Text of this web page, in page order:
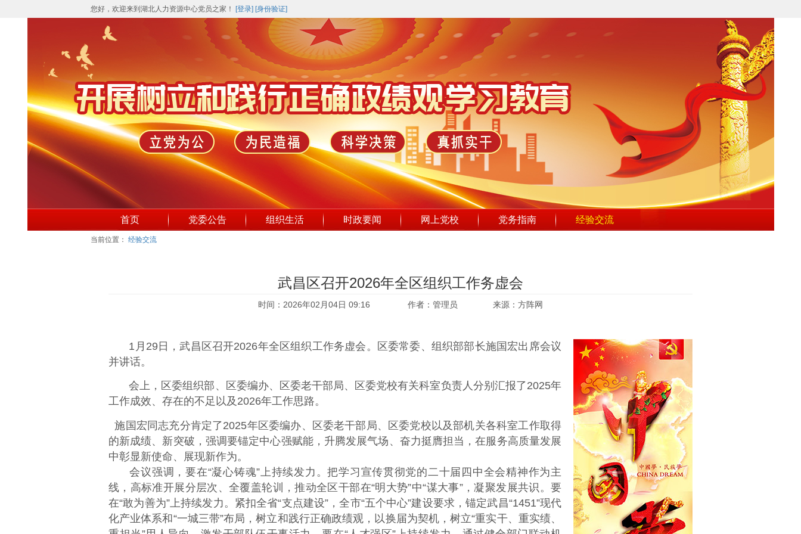
您好，欢迎来到湖北人力资源中心党员之家！ [登录] [身份验证]
首页 党委公告 组织生活 时政要闻 网上党校 党务指南 经验交流
当前位置： 经验交流
武昌区召开2026年全区组织工作务虚会
时间：2026年02月04日 09:16 作者：管理员 来源：方阵网
1月29日，武昌区召开2026年全区组织工作务虚会。区委常委、组织部部长施国宏出席会议
并讲话。
会上，区委组织部、区委编办、区委老干部局、区委党校有关科室负责人分别汇报了2025年
工作成效、存在的不足以及2026年工作思路。
施国宏同志充分肯定了2025年区委编办、区委老干部局、区委党校以及部机关各科室工作取得
的新成绩、新突破，强调要锚定中心强赋能，升腾发展气场、奋力挺膺担当，在服务高质量发展
中彰显新使命、展现新作为。
会议强调，要在“凝心铸魂”上持续发力。把学习宣传贯彻党的二十届四中全会精神作为主
线，高标准开展分层次、全覆盖轮训，推动全区干部在“明大势”中“谋大事”，凝聚发展共识。要
在“敢为善为”上持续发力。 紧扣全省“支点建设”，全市“五个中心”建设要求，锚定武昌“1451”现代
化产业体系和“一城三带”布局，树立和践行正确政绩观， 以换届为契机，树立“重实干、重实绩、